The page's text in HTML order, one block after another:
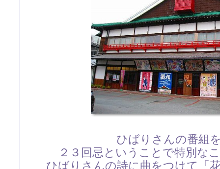
ひばりさんの番組
２３回忌ということで特別な
ひばりさんの詩に曲をつけて「